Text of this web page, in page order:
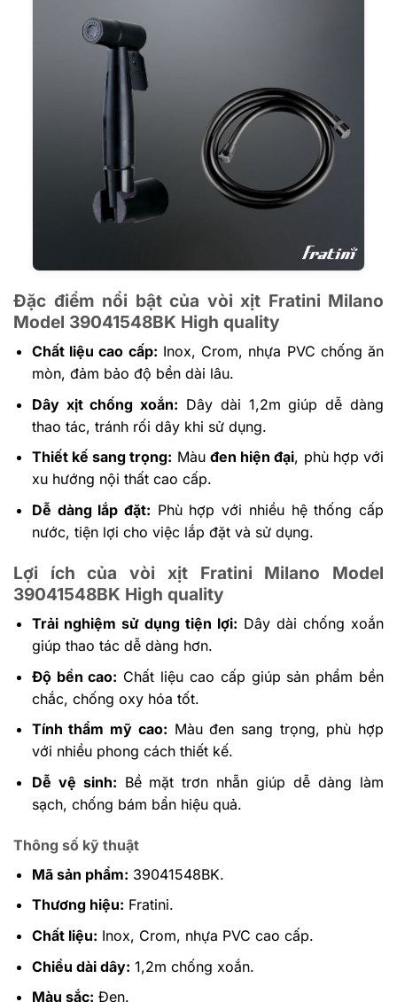
Đặc điểm nổi bật của vòi xịt Fratini Milano
Model 39041548BK High quality
Chất liệu cao cấp: Inox, Crom, nhựa PVC chống ăn
mòn, đảm bảo độ bền dài lâu.
Dây xịt chống xoắn: Dây dài 1,2m giúp dễ dàng
thao tác, tránh rối dây khi sử dụng.
Thiết kế sang trọng: Màu đen hiện đại, phù hợp với
xu hướng nội thất cao cấp.
Dễ dàng lắp đặt: Phù hợp với nhiều hệ thống cấp
nước, tiện lợi cho việc lắp đặt và sử dụng.
Lợi ích của vòi xịt Fratini Milano Model
39041548BK High quality
Trải nghiệm sử dụng tiện lợi: Dây dài chống xoắn
giúp thao tác dễ dàng hơn.
Độ bền cao: Chất liệu cao cấp giúp sản phẩm bền
chắc, chống oxy hóa tốt.
Tính thẩm mỹ cao: Màu đen sang trọng, phù hợp
với nhiều phong cách thiết kế.
Dễ vệ sinh: Bề mặt trơn nhẵn giúp dễ dàng làm
sạch, chống bám bẩn hiệu quả.
Thông số kỹ thuật
Mã sản phẩm: 39041548BK.
Thương hiệu: Fratini.
Chất liệu: Inox, Crom, nhựa PVC cao cấp.
Chiều dài dây: 1,2m chống xoắn.
Màu sắc: Đen.